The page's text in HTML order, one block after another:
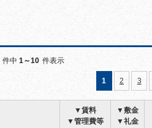
件中 1～10 件表示
1 2 3
▼賃料
▼管理費等
▼敷金
▼礼金